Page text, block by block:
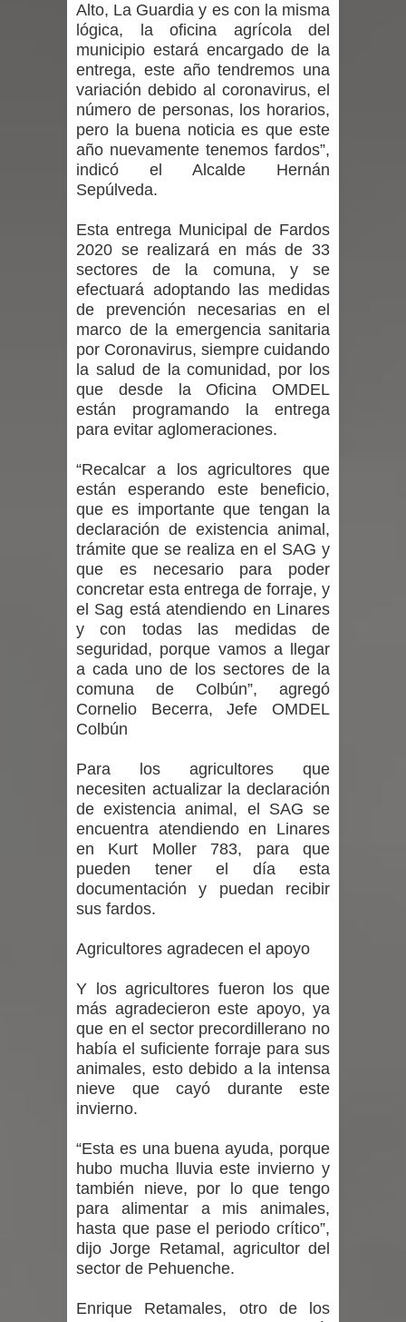
emergencia.
Del anime al K-pop: especialistas U.
de Chile analizan el creciente interés
por las culturas japonesa y coreana
Renuncia del seremi Minvu en el
denuncias por viviendas sociales en
Talca
Diputado Jorge Guzmán rechaza
proyecto de interconexión eléctrica
en la alta cordillera del Maule por su
impacto ambiental
INDAP entregó $189 millones en
incentivos a usuarios de PRODESAL
de la provincia de Linares
Municipalidad de Curicó apuesta a la
innovación en tecnología educativa
con nuevas pantallas interactivas del
Colegio El Boldo
proceso de vacunación escolar
Alto, La Guardia y es con la misma
lógica, la oficina agrícola del
municipio estará encargado de la
entrega, este año tendremos una
variación debido al coronavirus, el
número de personas, los horarios,
pero la buena noticia es que este
año nuevamente tenemos fardos”,
indicó el Alcalde Hernán
Sepúlveda.
Esta entrega Municipal de Fardos
2020 se realizará en más de 33
sectores de la comuna, y se
efectuará adoptando las medidas
de prevención necesarias en el
marco de la emergencia sanitaria
por Coronavirus, siempre cuidando
la salud de la comunidad, por los
que desde la Oficina OMDEL
están programando la entrega
para evitar aglomeraciones.
“Recalcar a los agricultores que
están esperando este beneficio,
que es importante que tengan la
declaración de existencia animal,
trámite que se realiza en el SAG y
que es necesario para poder
concretar esta entrega de forraje, y
el Sag está atendiendo en Linares
y con todas las medidas de
seguridad, porque vamos a llegar
a cada uno de los sectores de la
comuna de Colbún”, agregó
Cornelio Becerra, Jefe OMDEL
Colbún
Para los agricultores que
necesiten actualizar la declaración
de existencia animal, el SAG se
encuentra atendiendo en Linares
en Kurt Moller 783, para que
pueden tener el día esta
documentación y puedan recibir
sus fardos.
Agricultores agradecen el apoyo
Y los agricultores fueron los que
más agradecieron este apoyo, ya
que en el sector precordillerano no
había el suficiente forraje para sus
animales, esto debido a la intensa
nieve que cayó durante este
invierno.
“Esta es una buena ayuda, porque
hubo mucha lluvia este invierno y
también nieve, por lo que tengo
para alimentar a mis animales,
hasta que pase el periodo crítico”,
dijo Jorge Retamal, agricultor del
sector de Pehuenche.
Enrique Retamales, otro de los